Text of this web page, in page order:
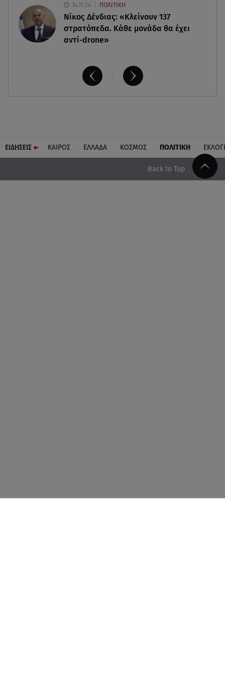
14.11.24 ΠΟΛΙΤΙΚΗ
Νίκος Δένδιας: «Κλείνουν 137
στρατόπεδα. Kάθε μονάδα θα έχει
αντί-drone»
ΕΙΔΗΣΕΙΣ ΚΑΙΡΟΣ ΕΛΛΑΔΑ ΚΟΣΜΟΣ ΠΟΛΙΤΙΚΗ
Back to Top